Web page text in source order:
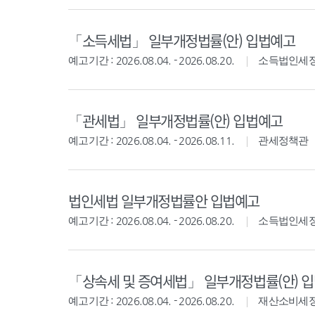
「소득세법」 일부개정법률(안) 입법예고
예고기간 : 2026.08.04. - 2026.08.20. 소득법인세
「관세법」 일부개정법률(안) 입법예고
예고기간 : 2026.08.04. - 2026.08.11. 관세정책관
법인세법 일부개정법률안 입법예고
예고기간 : 2026.08.04. - 2026.08.20. 소득법인세
「상속세 및 증여세법」 일부개정법률(안)
예고기간 : 2026.08.04. - 2026.08.20. 재산소비세